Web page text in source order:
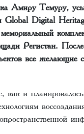
Амиру Темуру,
Global Digital
Регистан.
все желающие
и